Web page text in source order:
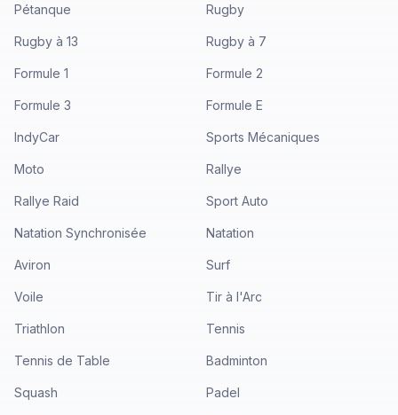
Pétanque Rugby
Rugby à 13 Rugby à 7
Formule 1 Formule 2
Formule 3 Formule E
IndyCar Sports Mécaniques
Moto Rallye
Rallye Raid Sport Auto
Natation Synchronisée Natation
Aviron Surf
Voile Tir à l'Arc
Triathlon Tennis
Tennis de Table Badminton
Squash Padel